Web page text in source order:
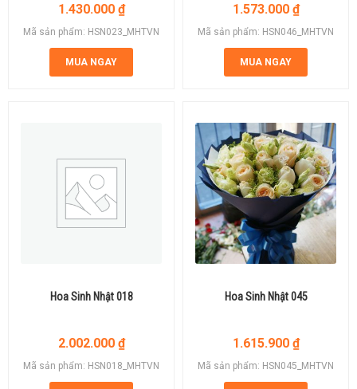
1.430.000 ₫
Mã sản phẩm: HSN023_MHTVN
MUA NGAY
1.573.000 ₫
Mã sản phẩm: HSN046_MHTVN
MUA NGAY
Hoa Sinh Nhật 018
2.002.000 ₫
Mã sản phẩm: HSN018_MHTVN
Hoa Sinh Nhật 045
1.615.900 ₫
Mã sản phẩm: HSN045_MHTVN